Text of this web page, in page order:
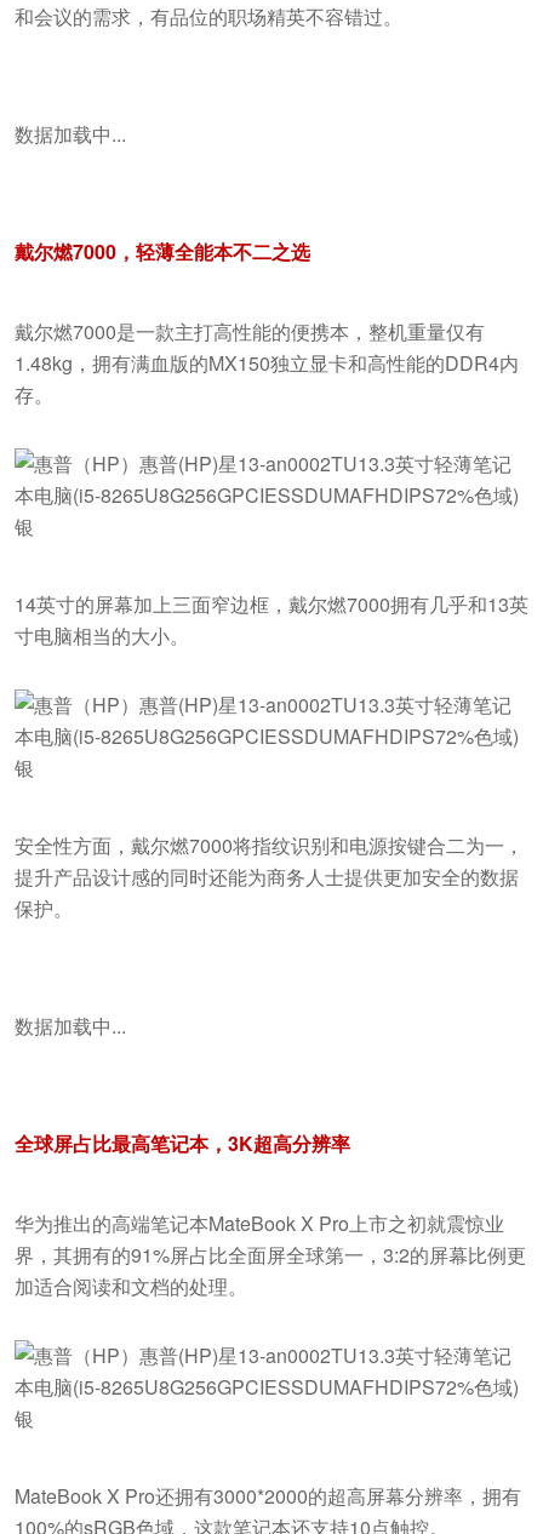
和会议的需求，有品位的职场精英不容错过。
数据加载中...
戴尔燃7000，轻薄全能本不二之选
戴尔燃7000是一款主打高性能的便携本，整机重量仅有
1.48kg，拥有满血版的MX150独立显卡和高性能的DDR4内
存。
14英寸的屏幕加上三面窄边框，戴尔燃7000拥有几乎和13英
寸电脑相当的大小。
安全性方面，戴尔燃7000将指纹识别和电源按键合二为一，
提升产品设计感的同时还能为商务人士提供更加安全的数据
保护。
数据加载中...
全球屏占比最高笔记本，3K超高分辨率
华为推出的高端笔记本MateBook X Pro上市之初就震惊业
界，其拥有的91%屏占比全面屏全球第一，3:2的屏幕比例更
加适合阅读和文档的处理。
MateBook X Pro还拥有3000*2000的超高屏幕分辨率，拥有
100%的sRGB色域，这款笔记本还支持10点触控。